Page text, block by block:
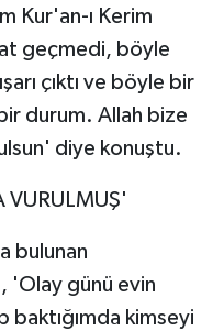
Kur'an-ı Kerim
geçmedi, böyle
çıktı ve böyle bir
durum. Allah bize
diye konuştu.
VURULMUŞ'
bulunan
'Olay günü evin
baktığımda kimseyi